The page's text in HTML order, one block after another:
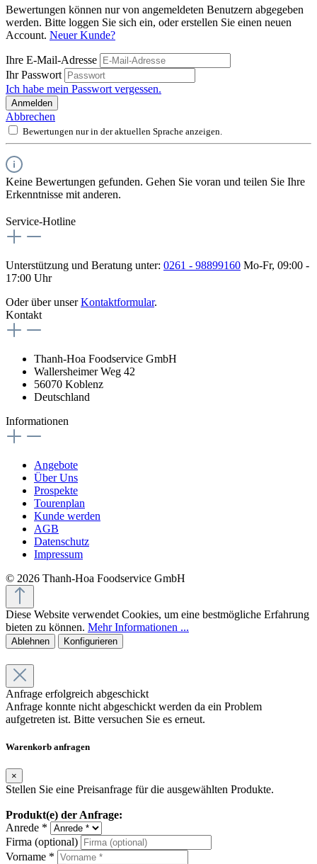
Bewertungen können nur von angemeldeten Benutzern abgegeben
werden. Bitte loggen Sie sich ein, oder erstellen Sie einen neuen
Account. Neuer Kunde?
Ihre E-Mail-Adresse
Ihr Passwort
Ich habe mein Passwort vergessen.
Anmelden
Abbrechen
Bewertungen nur in der aktuellen Sprache anzeigen.
Keine Bewertungen gefunden. Gehen Sie voran und teilen Sie Ihre
Erkenntnisse mit anderen.
Service-Hotline
Unterstützung und Beratung unter: 0261 - 98899160 Mo-Fr, 09:00 -
17:00 Uhr
Oder über unserKontaktformular.
Kontakt
Thanh-Hoa Foodservice GmbH
Wallersheimer Weg 42
56070 Koblenz
Deutschland
Informationen
Angebote
Über Uns
Prospekte
Tourenplan
Kunde werden
AGB
Datenschutz
Impressum
© 2026 Thanh-Hoa Foodservice GmbH
Diese Website verwendet Cookies, um eine bestmögliche Erfahrung
bieten zu können. Mehr Informationen ...
Ablehnen Konfigurieren
Anfrage erfolgreich abgeschickt
Anfrage konnte nicht abgeschickt werden da ein Problem
aufgetreten ist. Bitte versuchen Sie es erneut.
Warenkorb anfragen
×
Stellen Sie eine Preisanfrage für die ausgewählten Produkte.
Produkt(e) der Anfrage:
Anrede *
Firma (optional)
Vorname *